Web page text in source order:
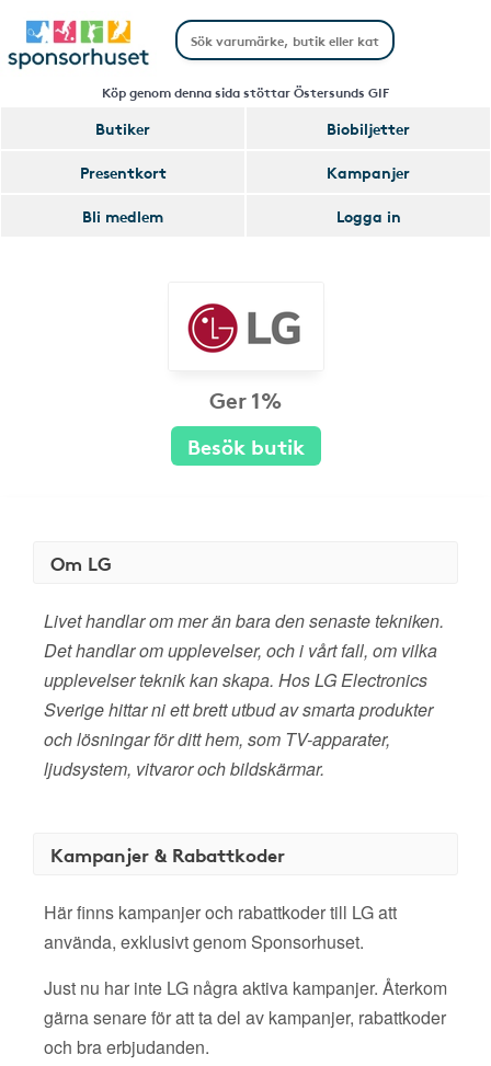
Köp genom denna sida stöttar Östersunds GIF
Butiker
Biobiljetter
Presentkort
Kampanjer
Bli medlem
Logga in
Ger 1%
Besök butik
Om LG
Livet handlar om mer än bara den senaste tekniken.
Det handlar om upplevelser, och i vårt fall, om vilka
upplevelser teknik kan skapa. Hos LG Electronics
Sverige hittar ni ett brett utbud av smarta produkter
och lösningar för ditt hem, som TV-apparater,
ljudsystem, vitvaror och bildskärmar.
Kampanjer & Rabattkoder
Här finns kampanjer och rabattkoder till LG att
använda, exklusivt genom Sponsorhuset.
Just nu har inte LG några aktiva kampanjer. Återkom
gärna senare för att ta del av kampanjer, rabattkoder
och bra erbjudanden.